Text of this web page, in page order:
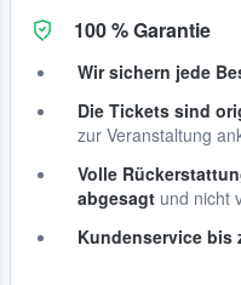
100 % Garantie
Wir sichern jede
Die Tickets sind
zur Veranstaltung
Volle
abgesagt und nicht
Kundenservice bis